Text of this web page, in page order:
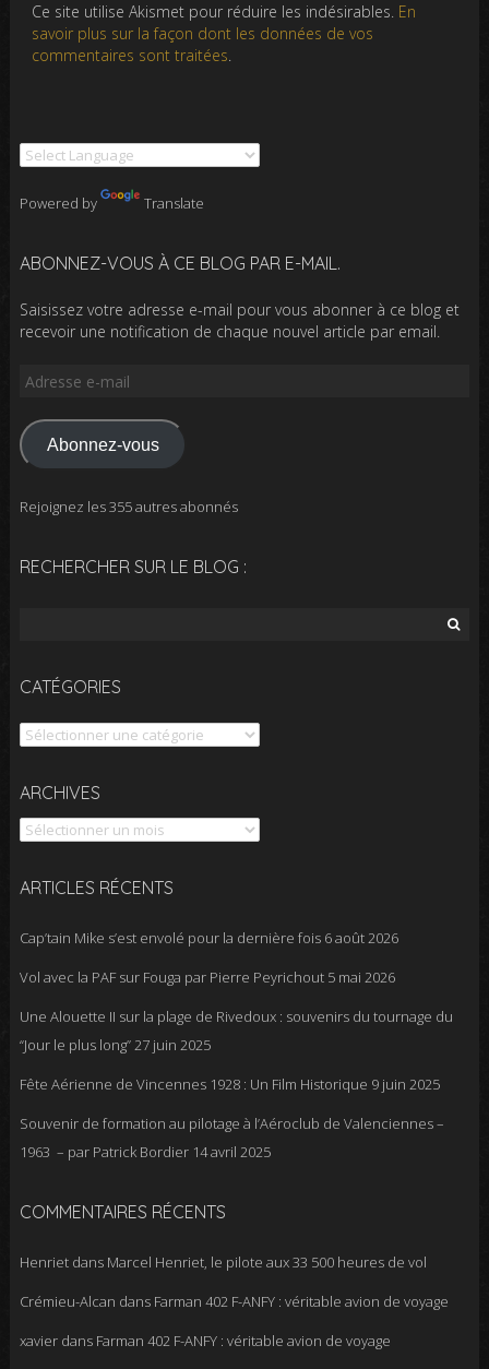
Ce site utilise Akismet pour réduire les indésirables. En
savoir plus sur la façon dont les données de vos
commentaires sont traitées.
Powered by Translate
ABONNEZ-VOUS À CE BLOG PAR E-MAIL.
Saisissez votre adresse e-mail pour vous abonner à ce blog et
recevoir une notification de chaque nouvel article par email.
Adresse
mail
Abonnez-vous
Rejoignez les 355 autres abonnés
RECHERCHER SUR LE BLOG :
CATÉGORIES
Catégories
ARCHIVES
Archives
ARTICLES RÉCENTS
Cap’tain Mike s’est envolé pour la dernière fois 6 août 2026
Vol avec la PAF sur Fouga par Pierre Peyrichout 5 mai 2026
Une Alouette II sur la plage de Rivedoux : souvenirs du tournage du
“Jour le plus long”27 juin 2025
Fête Aérienne de Vincennes 1928 : Un Film Historique 9 juin 2025
Souvenir de formation au pilotage à l’Aéroclub de Valenciennes –
1963 – par Patrick Bordier 14 avril 2025
COMMENTAIRES RÉCENTS
Henrietdans Marcel Henriet, le pilote aux 33 500 heures de vol
Crémieu-Alcan dans Farman 402 F-ANFY : véritable avion de voyage
xavierdans Farman 402 F-ANFY : véritable avion de voyage